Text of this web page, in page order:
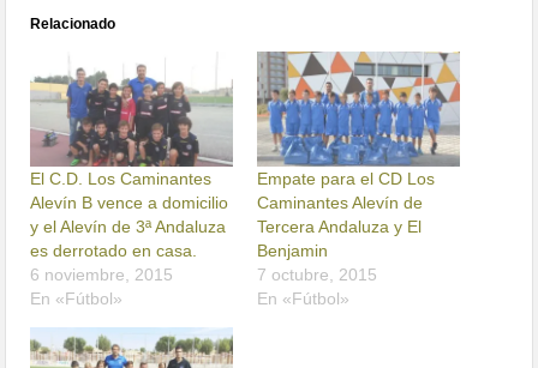
Relacionado
El C.D. Los Caminantes
Alevín B vence a domicilio
y el Alevín de 3ª Andaluza
es derrotado en casa.
6 noviembre, 2015
En «Fútbol»
Empate para el CD Los
Caminantes Alevín de
Tercera Andaluza y El
Benjamin
7 octubre, 2015
En «Fútbol»